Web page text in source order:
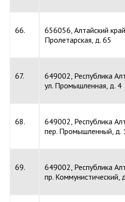
66.
656056, Алтайский
Пролетарская, д. 65
67.
649002, Республика
ул. Промышленная, д. 4
68.
649002, Республика
пер. Промышленный, д.
69.
649002, Республика
пр. Коммунистический,